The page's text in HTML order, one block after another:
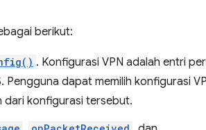
berikut:
. Konfigurasi VPN adalah entri
dapat memilih konfigurasi
dari konfigurasi tersebut.